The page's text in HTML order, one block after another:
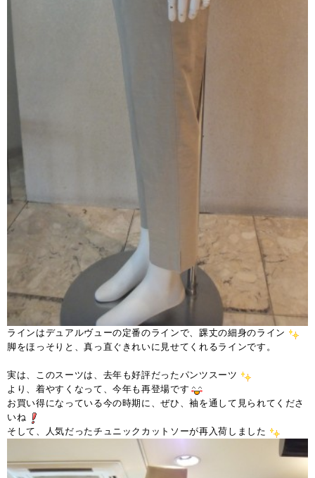
ラインはデュアルヴューの定番のラインで、踝丈の細身のライン
脚をほっそりと、真っ直ぐきれいに見せてくれるラインです。
実は、このスーツは、去年も好評だったパンツスーツ
より、着やすくなって、今年も再登場です
お買い得になっている今の時期に、ぜひ、袖を通して見られてくださ
いね
そして、人気だったチュニックカットソーが再入荷しました